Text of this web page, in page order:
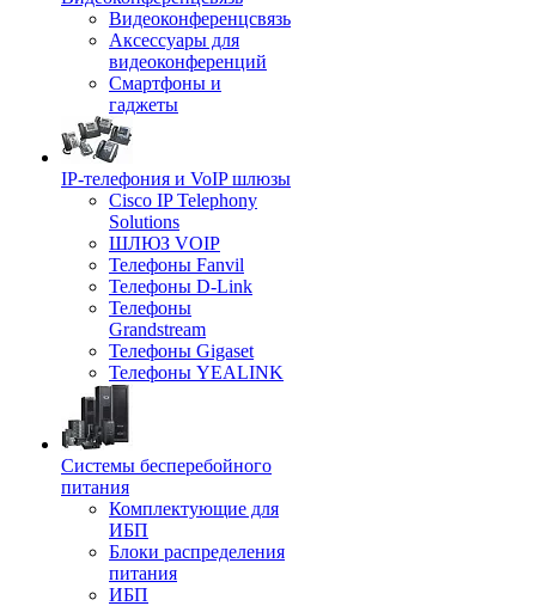
Видеоконференцсвязь
Аксессуары для
видеоконференций
Смартфоны и
гаджеты
IP-телефония и VoIP шлюзы
Cisco IP Telephony
Solutions
ШЛЮЗ VOIP
Телефоны Fanvil
Телефоны D-Link
Телефоны
Grandstream
Телефоны Gigaset
Телефоны YEALINK
Системы бесперебойного
питания
Комплектующие для
ИБП
Блоки распределения
питания
ИБП